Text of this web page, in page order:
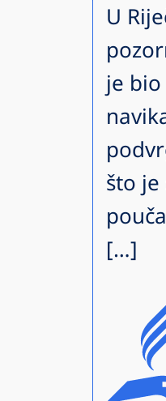
U
je
što
[…]